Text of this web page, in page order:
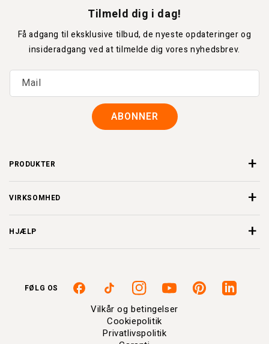
Tilmeld dig i dag!
Få adgang til eksklusive tilbud, de nyeste opdateringer og
insideradgang ved at tilmelde dig vores nyhedsbrev.
Mail
ABONNER
PRODUKTER
VIRKSOMHED
HJÆLP
FØLG OS
FacebookTikTok InstagramYouTubePinterestLinkedin
Vilkår og betingelser
Cookiepolitik
Privatlivspolitik